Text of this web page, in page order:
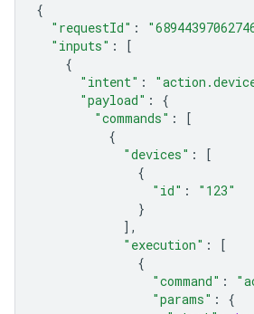
{
"requestId" :
"inputs" :
[
{
"intent" :
"payload" :
{
"commands" :
[
{
"devices" :
[
{
"id" :
"123"
}
],
"execution" :
[
{
"command" :
"params" :
{